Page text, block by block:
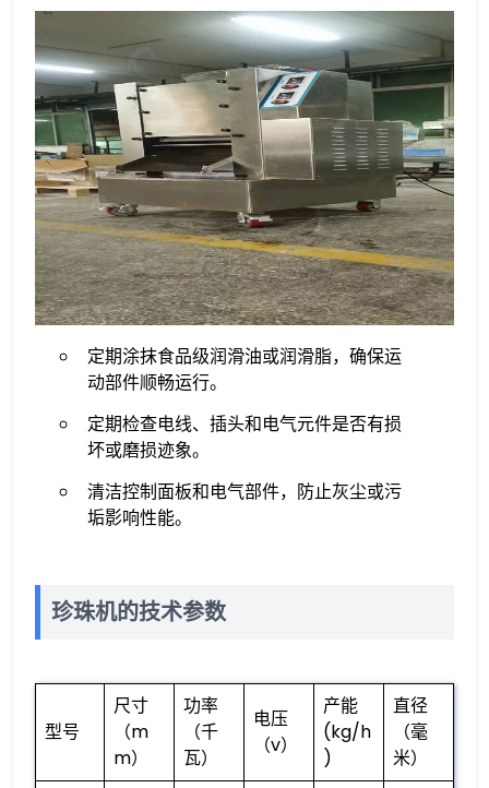
定期涂抹食品级润滑油或润滑脂，确保运
动部件顺畅运行。
定期检查电线、插头和电气元件是否有损
坏或磨损迹象。
清洁控制面板和电气部件，防止灰尘或污
垢影响性能。
珍珠机的技术参数
型号
尺寸
（m
m）
功率
（千
瓦）
电压
（v）
产能
(kg/h
)
直径
（毫
米）